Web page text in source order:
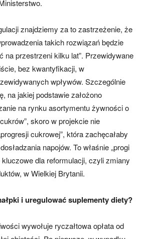
znajdziemy za to zastrzeżenie, że
takich rozwiązań będzie
na przestrzeni kilku lat”. Przewidywane
bez kwantyfikacji, w
wpływów. Szczególnie
na jakiej podstawie założono
na rynku asortymentu żywności o
skoro w projekcie nie
cukrowej”, która zachęcałaby
napojów. To właśnie „progi
kluczowe dla reformulacji, czyli zmiany
w Wielkiej Brytanii.
i uregulować suplementy diety?
wywołuje ryczałtowa opłata od